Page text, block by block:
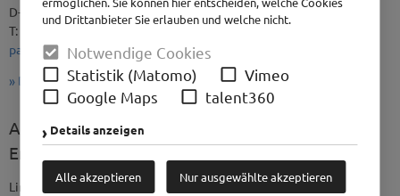
und Drittanbieter Sie erlauben und welche nicht.
Notwendige Cookies
Statistik (Matomo)
Vimeo
Google Maps
talent360
Details anzeigen
Alle akzeptieren Nur ausgewählte akzeptieren
D-33102 Paderborn
T: +49 5251 877 887 0
paderborn@autmaring.eu
» Details und Anfahrt
D-48282 Emsdetten
emsdetten@autmaring.eu
» Details und Anfahrt
Autmaring
Engineering
Lindenweg 18